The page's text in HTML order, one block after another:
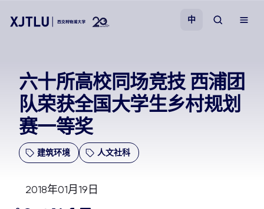
招生
科研
中
六十所高校同场竞技 西浦团
队荣获全国大学生乡村规划
赛一等奖
建筑环境 人文社科
2018年01月19日